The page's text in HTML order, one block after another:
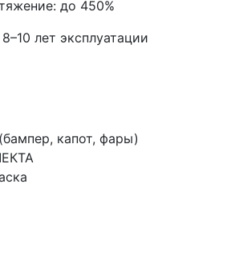
до 450%
лет эксплуатации
капот, фары)